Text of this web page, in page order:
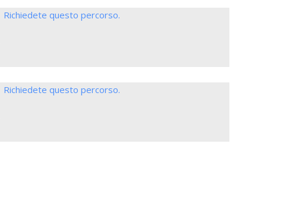
Richiedete questo percorso.
Richiedete questo percorso.